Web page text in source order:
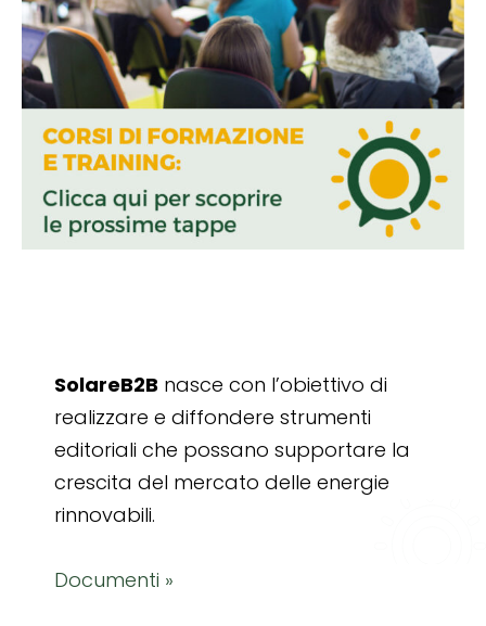
SolareB2B nasce con l’obiettivo di
realizzare e diffondere strumenti
editoriali che possano supportare la
crescita del mercato delle energie
rinnovabili.
Documenti »